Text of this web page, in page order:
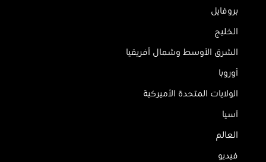
بروفايل
الخليج
الشرق الأوسط وشمال أفريقيا
أوروبا
الولايات المتحدة الأميركية
آسيا
العالم
فيديو